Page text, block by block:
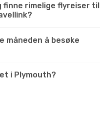
finne rimelige flyreiser til
måneden å besøke
i Plymouth?